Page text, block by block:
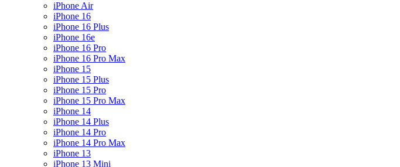
iPhone Air
iPhone 16
iPhone 16 Plus
iPhone 16e
iPhone 16 Pro
iPhone 16 Pro Max
iPhone 15
iPhone 15 Plus
iPhone 15 Pro
iPhone 15 Pro Max
iPhone 14
iPhone 14 Plus
iPhone 14 Pro
iPhone 14 Pro Max
iPhone 13
iPhone 13 Mini